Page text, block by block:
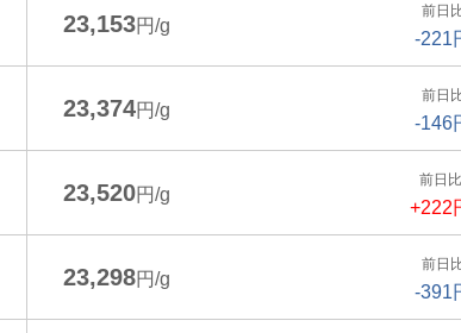
23,153円/g
前日
-221
23,374円/g
前日
-146
23,520円/g
前日比
+222
23,298円/g
前日
-391